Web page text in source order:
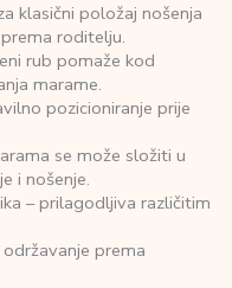
klasični položaj nošenja
roditelju.
rub pomaže kod
marame.
pozicioniranje prije
se može složiti u
i nošenje.
– prilagodljiva različitim
prema